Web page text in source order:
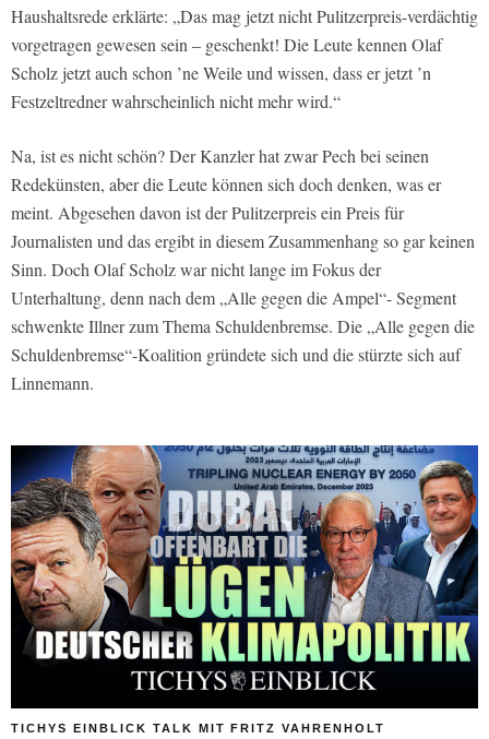
Haushaltsrede erklärte: „Das mag jetzt nicht Pulitzerpreis-verdächtig
vorgetragen gewesen sein – geschenkt! Die Leute kennen Olaf
Scholz jetzt auch schon ’ne Weile und wissen, dass er jetzt ’n
Festzeltredner wahrscheinlich nicht mehr wird.“
Na, ist es nicht schön? Der Kanzler hat zwar Pech bei seinen
Redekünsten, aber die Leute können sich doch denken, was er
meint. Abgesehen davon ist der Pulitzerpreis ein Preis für
Journalisten und das ergibt in diesem Zusammenhang so gar keinen
Sinn. Doch Olaf Scholz war nicht lange im Fokus der
Unterhaltung, denn nach dem „Alle gegen die Ampel“- Segment
schwenkte Illner zum Thema Schuldenbremse. Die „Alle gegen die
Schuldenbremse“-Koalition gründete sich und die stürzte sich auf
Linnemann.
TICHYS EINBLICK TALK MIT FRITZ VAHRENHOLT